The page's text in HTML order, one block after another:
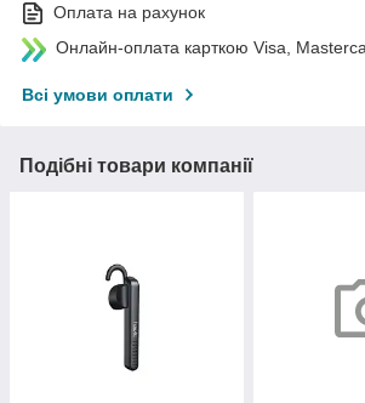
Оплата на рахунок
Онлайн-оплата карткою Visa,
Всі умови оплати
Подібні товари компанії